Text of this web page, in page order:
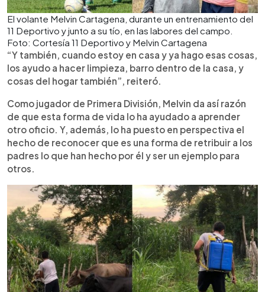
El volante Melvin Cartagena, durante un entrenamiento del
11 Deportivo y junto a su tío, en las labores del campo.
Foto: Cortesía 11 Deportivo y Melvin Cartagena
“Y también, cuando estoy en casa y ya hago esas cosas,
los ayudo a hacer limpieza, barro dentro de la casa, y
cosas del hogar también”, reiteró.
Como jugador de Primera División, Melvin da así razón
de que esta forma de vida lo ha ayudado a aprender
otro oficio. Y, además, lo ha puesto en perspectiva el
hecho de reconocer que es una forma de retribuir a los
padres lo que han hecho por él y ser un ejemplo para
otros.